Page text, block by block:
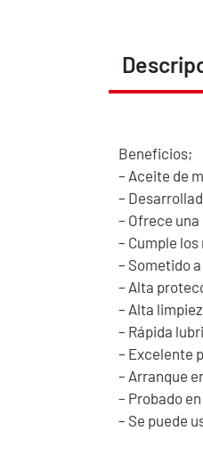
Beneficios;
– Aceite de
–
– Ofrece
– Cumple
– Sometido
– Alta
– Alta
– Rápida
– Excelente
– Arranque
– Probado
– Se puede